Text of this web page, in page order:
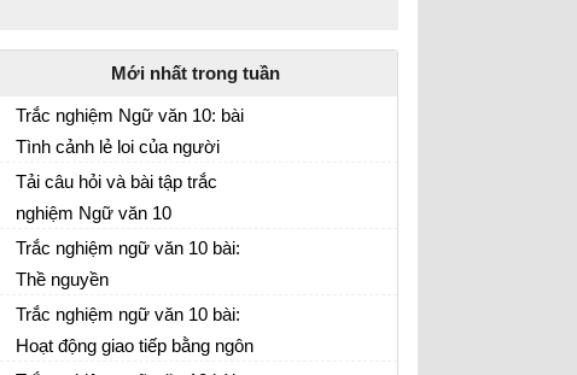
Mới nhất trong tuần
Trắc nghiệm Ngữ văn 10: bài
Tình cảnh lẻ loi của người
chinh phụ
Ngữ văn lớp 10
Tải câu hỏi và bài tập trắc
nghiệm Ngữ văn 10
Trắc nghiệm ngữ văn 10 bài:
Thề nguyền
Trắc nghiệm ngữ văn 10 bài:
Hoạt động giao tiếp bằng ngôn